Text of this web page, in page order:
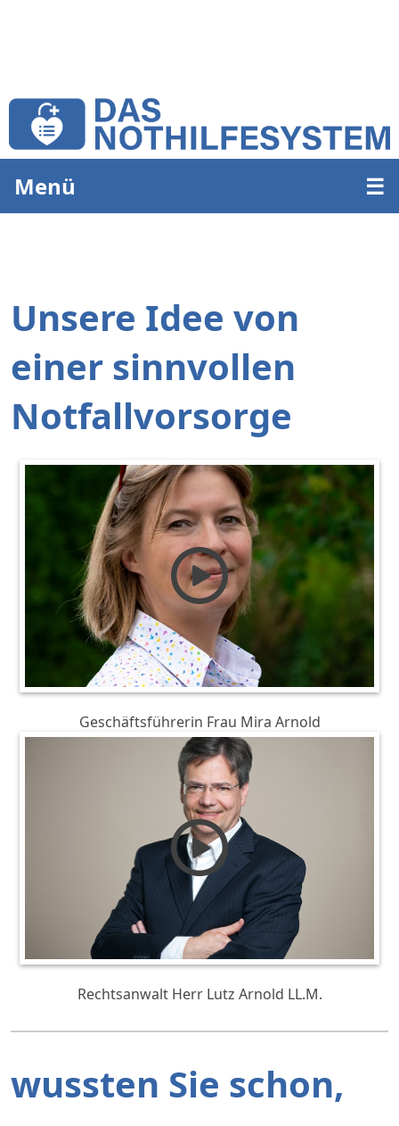
Menü ☰
Unsere Idee von
einer sinnvollen
Notfallvorsorge
Geschäftsführerin Frau Mira Arnold
Rechtsanwalt Herr Lutz Arnold LL.M.
wussten Sie schon,